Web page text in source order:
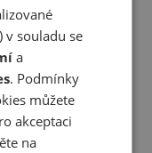
v souladu se
a
. Podmínky
můžete
akceptaci
na